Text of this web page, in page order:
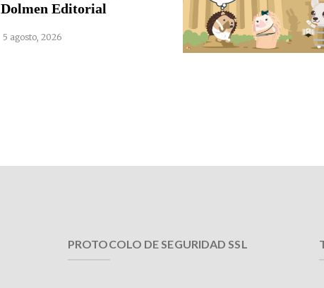
Dolmen Editorial
5 agosto, 2026
PROTOCOLO DE SEGURIDAD SSL